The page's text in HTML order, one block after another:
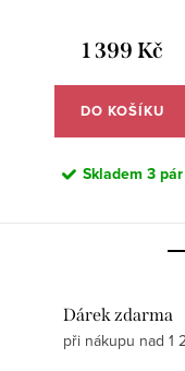
1 399 Kč
DO KOŠÍKU
Skladem 3 pár
Dárek zdarma
při nákupu nad 1